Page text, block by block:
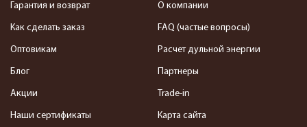
Гарантия и возврат
Как сделать заказ
Оптовикам
Блог
Акции
Наши сертификаты
О компании
FAQ (частые вопросы)
Расчет дульной энергии
Партнеры
Trade-in
Карта сайта